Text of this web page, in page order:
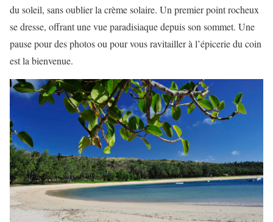
du soleil, sans oublier la crème solaire. Un premier point rocheux
se dresse, offrant une vue paradisiaque depuis son sommet. Une
pause pour des photos ou pour vous ravitailler à l’épicerie du coin
est la bienvenue.